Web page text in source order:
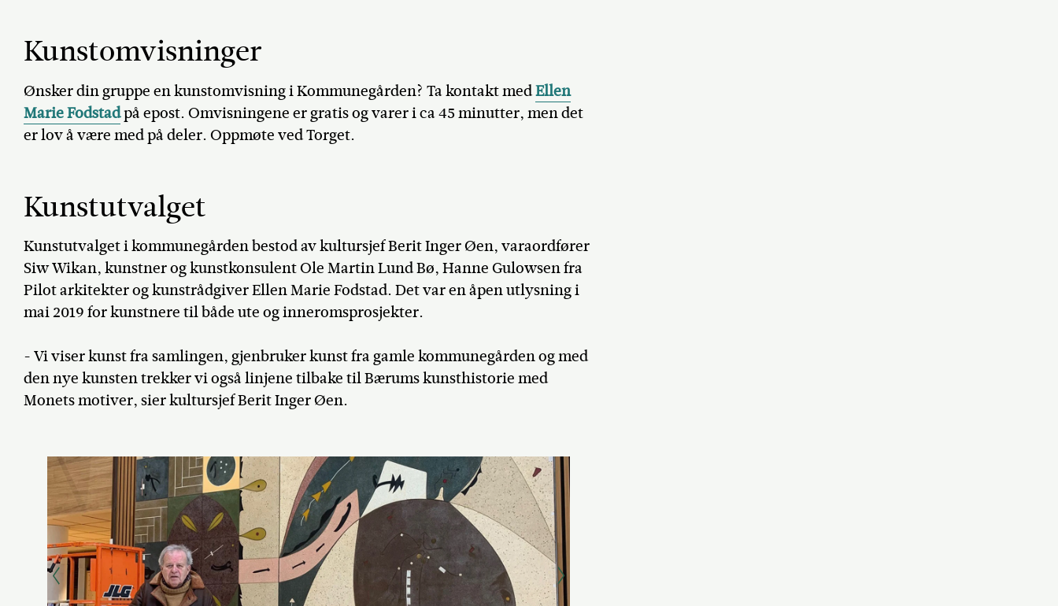
Kunstomvisninger
Ønsker din gruppe en kunstomvisning i Kommunegården? Ta kontakt medEllen
Marie Fodstadpå epost. Omvisningene er gratis og varer i ca 45 minutter, men det
er lov å være med på deler. Oppmøte ved Torget.
Kunstutvalget
Kunstutvalget i kommunegården bestod av kultursjef Berit Inger Øen, varaordfører
Siw Wikan, kunstner og kunstkonsulent Ole Martin Lund Bø, Hanne Gulowsen fra
Pilot arkitekter og kunstrådgiver Ellen Marie Fodstad. Det var en åpen utlysning i
mai 2019 for kunstnere til både ute og inneromsprosjekter.
- Vi viser kunst fra samlingen, gjenbruker kunst fra gamle kommunegården og med
den nye kunsten trekker vi også linjene tilbake til Bærums kunsthistorie med
Monets motiver, sier kultursjef Berit Inger Øen.